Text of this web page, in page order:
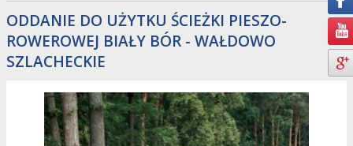
ODDANIE DO UŻYTKU ŚCIEŻKI PIESZO-
ROWEROWEJ BIAŁY BÓR - WAŁDOWO
SZLACHECKIE